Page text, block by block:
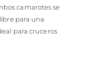
camarotes se
para una
para cruceros